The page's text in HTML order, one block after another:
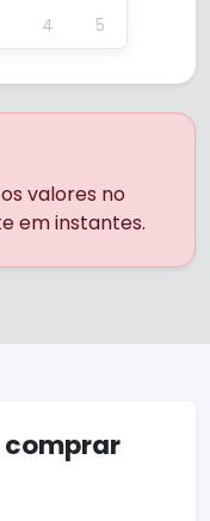
4 5
valores no
em instantes.
comprar